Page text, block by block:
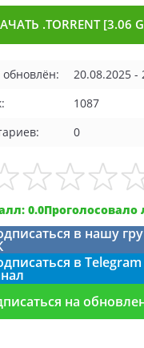
.TORRENT [3.06
20.08.2025 -
1087
0
0.0Проголосовало
в нашу
в Telegram
на